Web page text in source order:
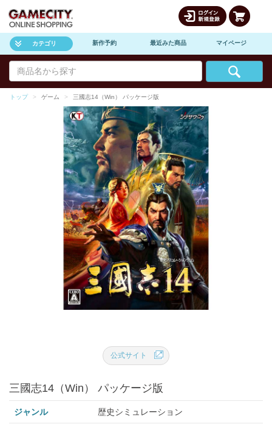
カテゴリ 新作予約 最近みた商品 マイページ
トップ ゲーム 三國志14（Win） パッケージ版
公式サイト
三國志14（Win） パッケージ版
ジャンル 歴史シミュレーション